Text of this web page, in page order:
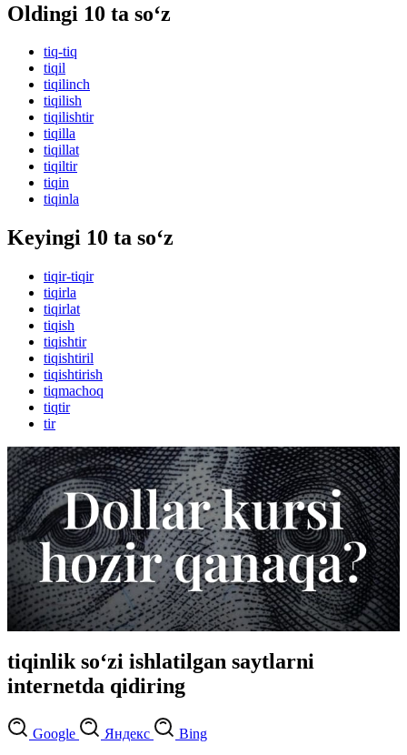
Oldingi 10 ta so‘z
tiq-tiq
tiqil
tiqilinch
tiqilish
tiqilishtir
tiqilla
tiqillat
tiqiltir
tiqin
tiqinla
Keyingi 10 ta so‘z
tiqir-tiqir
tiqirla
tiqirlat
tiqish
tiqishtir
tiqishtiril
tiqishtirish
tiqmachoq
tiqtir
tir
tiqinlik so‘zi ishlatilgan saytlarni
internetda qidiring
Google Яндекс Bing